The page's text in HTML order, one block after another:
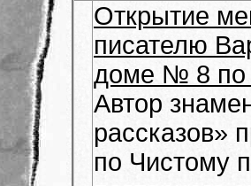
Открытие
писателю
доме № 8 по
Автор
рассказов»
по Чистому